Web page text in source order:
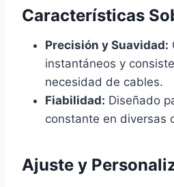
Características
Precisión y Suavidad:
instantáneos y
necesidad de cables.
Fiabilidad: Diseñado
constante en diversas
Ajuste y